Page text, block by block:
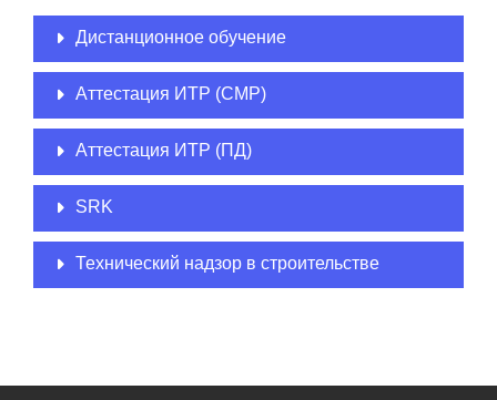
Дистанционное обучение
Аттестация ИТР (СМР)
Аттестация ИТР (ПД)
SRK
Технический надзор в строительстве